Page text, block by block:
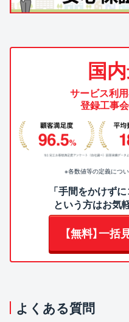
国
サービス利
登録工事
※各数値等の定義につ
「手間をかけず
という方はお気
【無料】一
よくある質問